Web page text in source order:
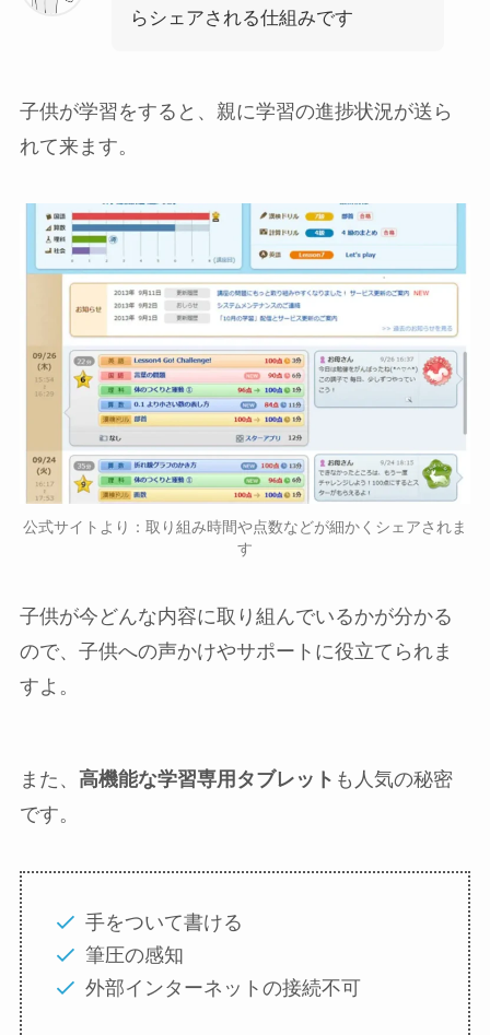
らシェアされる仕組みです
子供が学習をすると、親に学習の進捗状況が送ら
れて来ます。
公式サイトより：取り組み時間や点数などが細かくシェアされま
す
子供が今どんな内容に取り組んでいるかが分かる
ので、子供への声かけやサポートに役立てられま
すよ。
また、 高機能な学習専用タブレット も人気の秘密
です。
手をついて書ける
筆圧の感知
外部インターネットの接続不可